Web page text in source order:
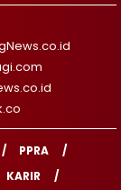
PPRA
KARIR